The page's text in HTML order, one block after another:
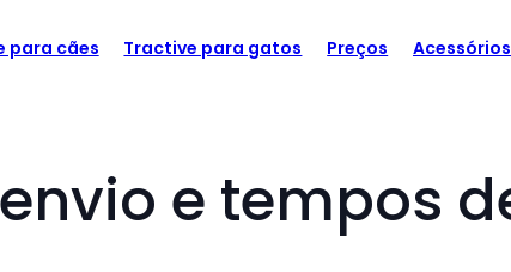
para cães Tractive para gatos Preços Acessórios
e tempos